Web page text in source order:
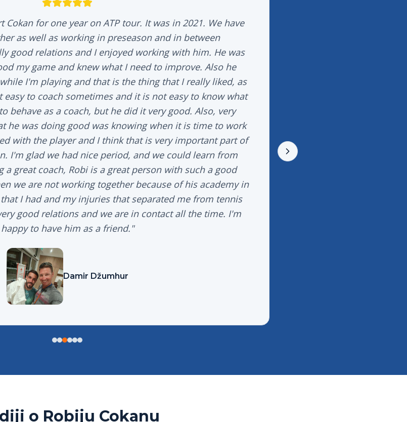
for one year on ATP tour. It was in 2021. We have
as well as working in preseason and in between
good relations and I enjoyed working with him. He was
my game and knew what I need to improve. Also he
I'm playing and that is the thing that I really liked, as
to coach sometimes and it is not easy to know what
behave as a coach, but he did it very good. Also, very
he was doing good was knowing when it is time to work
with the player and I think that is very important part of
I'm glad we had nice period, and we could learn from
a great coach, Robi is a great person with such a good
we are not working together because of his academy in
I had and my injuries that separated me from tennis
good relations and we are in contact all the time. I'm
happy to have him as a friend."
Damir Džumhur
o Robiju Cokanu